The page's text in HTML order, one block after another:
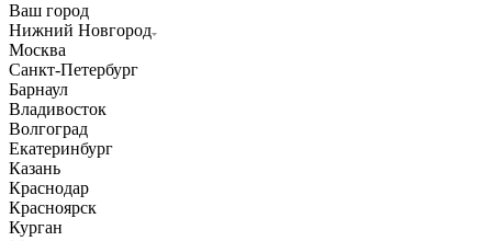
Ваш город
Нижний Новгород
Москва
Санкт-Петербург
Барнаул
Владивосток
Волгоград
Екатеринбург
Казань
Краснодар
Красноярск
Курган